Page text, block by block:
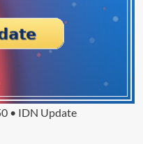
• IDN Update